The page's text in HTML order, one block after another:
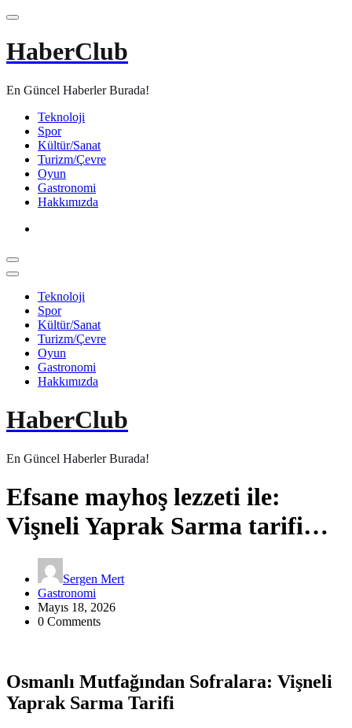
İçeriğe
HaberClub
En Güncel Haberler Burada!
Teknoloji
Spor
Kültür/Sanat
Turizm/Çevre
Oyun
Gastronomi
Hakkımızda
Teknoloji
Spor
Kültür/Sanat
Turizm/Çevre
Oyun
Gastronomi
Hakkımızda
HaberClub
En Güncel Haberler Burada!
Efsane mayhoş lezzeti ile:
Vişneli Yaprak Sarma tarifi…
Sergen Mert
Gastronomi
Mayıs 18, 2026
0 Comments
Osmanlı Mutfağından Sofralara: Vişneli
Yaprak Sarma Tarifi